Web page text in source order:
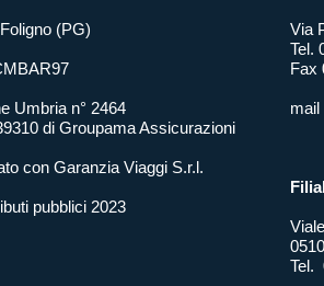
(PG)
Umbria n° 2464
di Groupama Assicurazioni
con Garanzia Viaggi S.r.l.
pubblici 2023
Via
Tel.
Fax
mail
Tel.